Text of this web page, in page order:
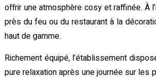
offrir une atmosphère cosy et raffinée. À
près du feu ou du restaurant à la
haut de gamme.
Richement équipé, l’établissement
pure relaxation après une journée sur les